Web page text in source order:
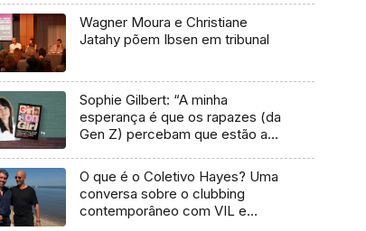
Wagner Moura e Christiane
Jatahy põem Ibsen em tribunal
Sophie Gilbert: “A minha
esperança é que os rapazes (da
Gen Z) percebam que estão a
O que é o Coletivo Hayes? Uma
conversa sobre o clubbing
contemporâneo com VIL e